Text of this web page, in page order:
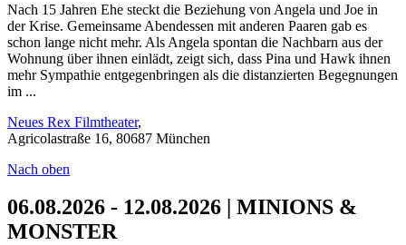
Nach 15 Jahren Ehe steckt die Beziehung von Angela und Joe in
der Krise. Gemeinsame Abendessen mit anderen Paaren gab es
schon lange nicht mehr. Als Angela spontan die Nachbarn aus der
Wohnung über ihnen einlädt, zeigt sich, dass Pina und Hawk ihnen
mehr Sympathie entgegenbringen als die distanzierten Begegnungen
im ...
Neues Rex Filmtheater,
Agricolastraße 16, 80687 München
Nach oben
06.08.2026 - 12.08.2026 | MINIONS &
MONSTER